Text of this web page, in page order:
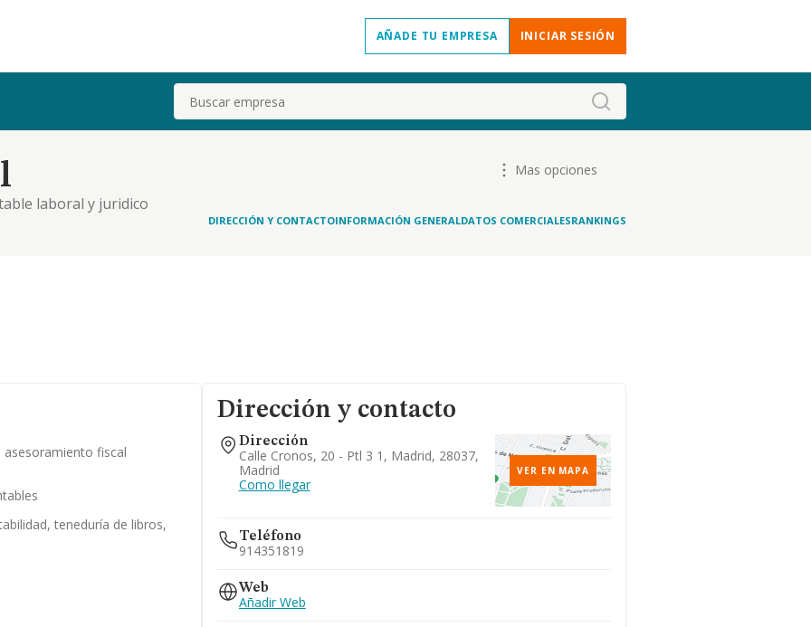
AÑADE TU EMPRESA INICIAR SESIÓN
Buscar
laboral y juridico
Mas opciones
DIRECCIÓN Y CONTACTOINFORMACIÓN GENERALDATOS COMERCIALESRANKINGS
asesoramiento fiscal
teneduría de libros,
Dirección y contacto
Dirección
Calle Cronos, 20 - Ptl 3 1, Madrid, 28037,
Madrid
Como llegar
VER EN MAPA
Teléfono
914351819
Web
Añadir Web